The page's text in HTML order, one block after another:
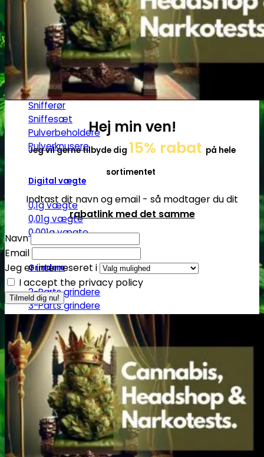
SG14
Sniff & Snus
Master blastere
Snuff Box
Snifferør
Sniffesæt
Pulverbeholdere
Pulverknusere
Digital vægte
0,1g vægte
0,01g vægte
0,001g vægte
Grindere
2-Parts grindere
3-Parts grindere
4-Parts grindere
5-Parts grindere
Keramiske grindere
Røgelse
Røgelsespinde
Røgelseskegler
Salviebundter
Røgelsesholdere
Hej min ven!
Jeg vil gerne tilbyde dig 15% rabat på hele
sortimentet
Indtast dit navn og email - så modtager du dit
rabatlink med det samme
Navn
Email
Jeg er interreseret i
I accept the privacy policy